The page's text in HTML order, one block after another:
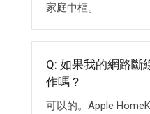
家庭中樞。
Q: 如果我的網路斷
作嗎？
可以的。Apple